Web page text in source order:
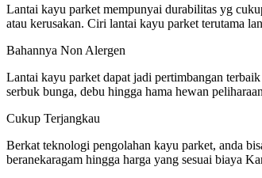
Lantai kayu parket mempunyai durabilitas yg
atau kerusakan. Ciri lantai kayu parket terutama
Bahannya Non Alergen
Lantai kayu parket dapat jadi pertimbangan
serbuk bunga, debu hingga hama hewan
Cukup Terjangkau
Berkat teknologi pengolahan kayu parket, anda
beranekaragam hingga harga yang sesuai biaya